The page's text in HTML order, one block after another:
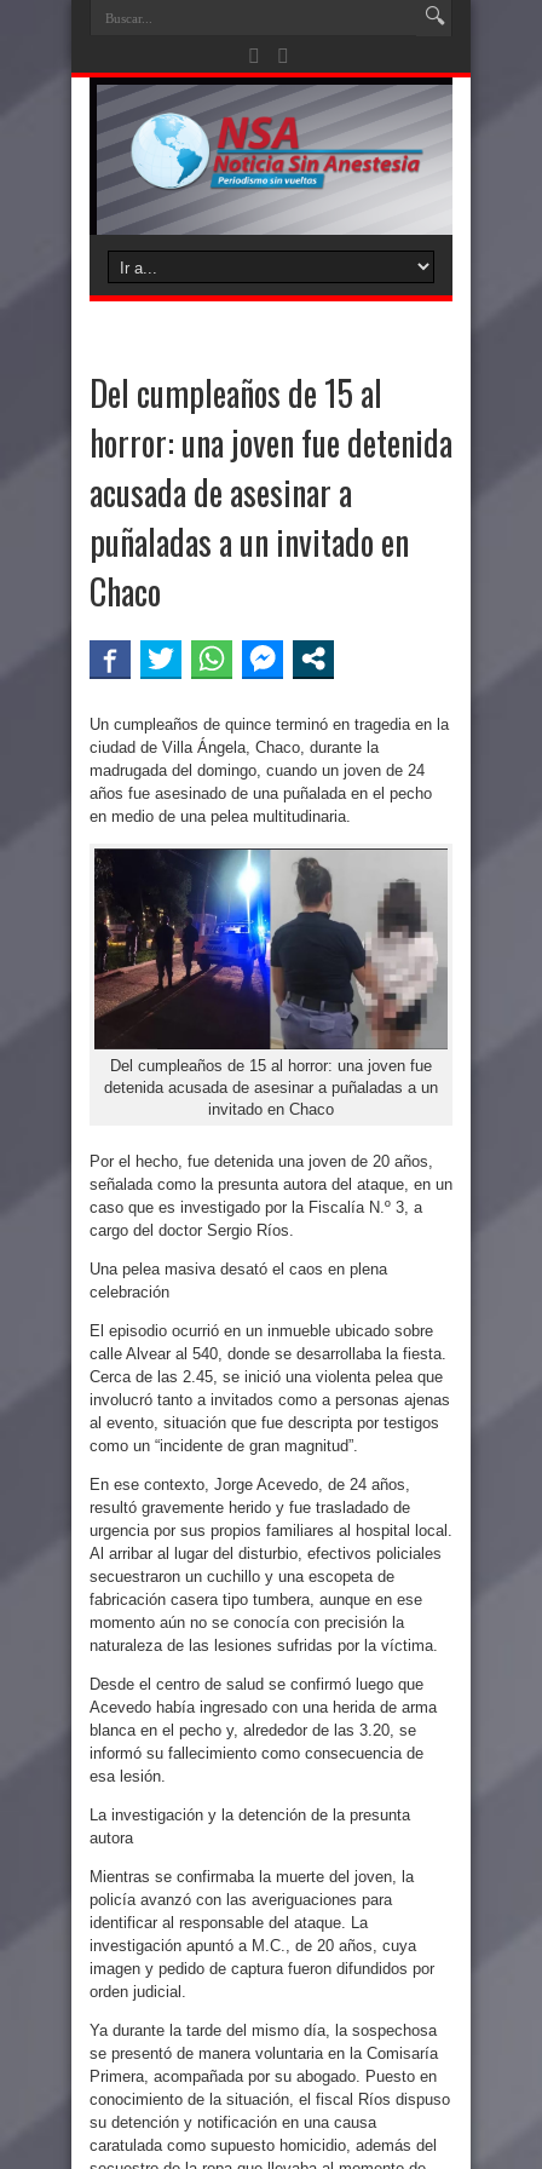
Del cumpleaños de 15 al
horror: una joven fue detenida
acusada de asesinar a
puñaladas a un invitado en
Chaco
Un cumpleaños de quince terminó en tragedia en la
ciudad de Villa Ángela, Chaco, durante la
madrugada del domingo, cuando un joven de 24
años fue asesinado de una puñalada en el pecho
en medio de una pelea multitudinaria.
Del cumpleaños de 15 al horror: una joven fue
detenida acusada de asesinar a puñaladas a un
invitado en Chaco
Por el hecho, fue detenida una joven de 20 años,
señalada como la presunta autora del ataque, en un
caso que es investigado por la Fiscalía N.º 3, a
cargo del doctor Sergio Ríos.
Una pelea masiva desató el caos en plena
celebración
El episodio ocurrió en un inmueble ubicado sobre
calle Alvear al 540, donde se desarrollaba la fiesta.
Cerca de las 2.45, se inició una violenta pelea que
involucró tanto a invitados como a personas ajenas
al evento, situación que fue descripta por testigos
como un “incidente de gran magnitud”.
En ese contexto, Jorge Acevedo, de 24 años,
resultó gravemente herido y fue trasladado de
urgencia por sus propios familiares al hospital local.
Al arribar al lugar del disturbio, efectivos policiales
secuestraron un cuchillo y una escopeta de
fabricación casera tipo tumbera, aunque en ese
momento aún no se conocía con precisión la
naturaleza de las lesiones sufridas por la víctima.
Desde el centro de salud se confirmó luego que
Acevedo había ingresado con una herida de arma
blanca en el pecho y, alrededor de las 3.20, se
informó su fallecimiento como consecuencia de
esa lesión.
La investigación y la detención de la presunta
autora
Mientras se confirmaba la muerte del joven, la
policía avanzó con las averiguaciones para
identificar al responsable del ataque. La
investigación apuntó a M.C., de 20 años, cuya
imagen y pedido de captura fueron difundidos por
orden judicial.
Ya durante la tarde del mismo día, la sospechosa
se presentó de manera voluntaria en la Comisaría
Primera, acompañada por su abogado. Puesto en
conocimiento de la situación, el fiscal Ríos dispuso
su detención y notificación en una causa
caratulada como supuesto homicidio, además del